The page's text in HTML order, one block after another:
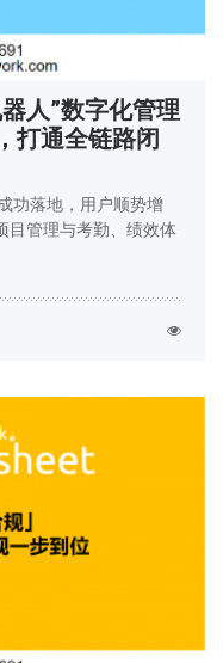
人”数字化管理
打通全链路闭
功落地，用户顺势增
目管理与考勤、绩效体